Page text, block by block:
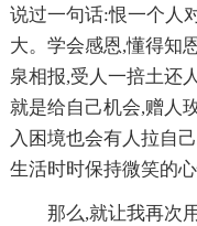
说过一句话:恨一个人
大。学会感恩,懂得知
泉相报,受人一掊土还
就是给自己机会,赠人
入困境也会有人拉自
生活时时保持微笑的
那么,就让我再次